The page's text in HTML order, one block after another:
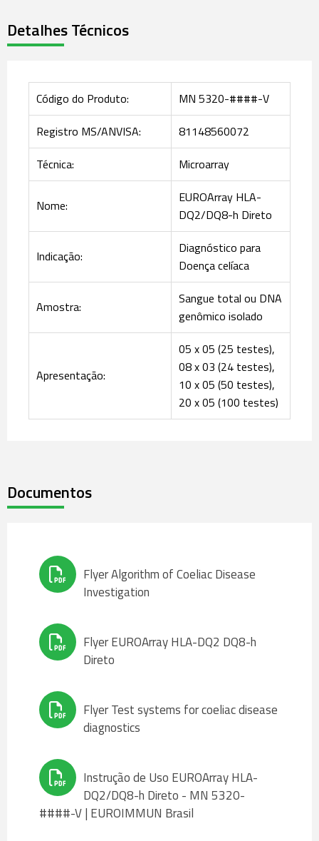
Detalhes Técnicos
Código do Produto:
MN 5320-####-V
Registro MS/ANVISA:
81148560072
Técnica:
Microarray
Nome:
EUROArray HLA-
DQ2/DQ8-h Direto
Indicação:
Diagnóstico para
Doença celíaca
Amostra:
Sangue total ou DNA
genômico isolado
Apresentação:
05 x 05 (25 testes),
08 x 03 (24 testes),
10 x 05 (50 testes),
20 x 05 (100 testes)
Documentos
Flyer Algorithm of Coeliac Disease
Investigation
Flyer EUROArray HLA-DQ2 DQ8-h
Direto
Flyer Test systems for coeliac disease
diagnostics
Instrução de Uso EUROArray HLA-
DQ2/DQ8-h Direto - MN 5320-
####-V | EUROIMMUN Brasil